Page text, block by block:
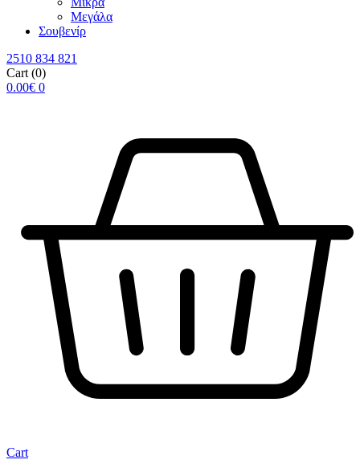
Μεγάλα
Σουβενίρ
2510 834 821
Cart (0)
0.00€ 0
Cart